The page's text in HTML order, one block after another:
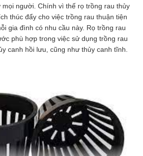
người. Chính vì thế rọ trồng rau thủy
thúc đẩy cho việc trồng rau thuận tiện
gia đình có nhu cầu này. Rọ trồng rau
phù hợp trong việc sử dụng trồng rau
canh hồi lưu, cũng như thủy canh tĩnh.